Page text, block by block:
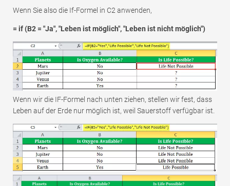
Wenn Sie also die If-Formel in C2 anwenden,
= if (B2 = "Ja", "Leben ist möglich", "Leben ist nicht möglich")
Wenn wir die IF-Formel nach unten ziehen, stellen wir fest, dass
Leben auf der Erde nur möglich ist, weil Sauerstoff verfügbar ist.